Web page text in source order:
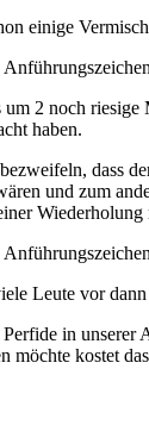
einige
um 2 noch riesige
haben.
dass
und zum
Wiederholung
Leute vor
in
möchte kostet